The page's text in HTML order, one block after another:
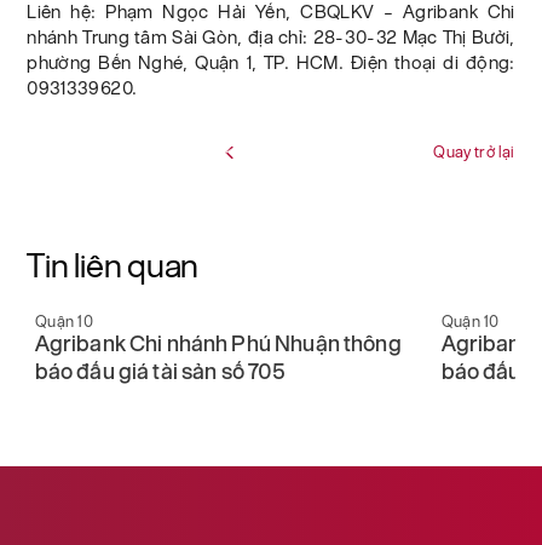
Liên hệ: Phạm Ngọc Hải Yến, CBQLKV – Agribank Chi
nhánh Trung tâm Sài Gòn, địa chỉ: 28-30-32 Mạc Thị Bưởi,
phường Bến Nghé, Quận 1, TP. HCM. Điện thoại di động:
0931339620.
Quay trở lại
Tin liên quan
Quận 10
Agribank Chi nhánh Phú Nhuận thông
báo đấu giá tài sản số 705
Quận 10
Agribank
báo đấu